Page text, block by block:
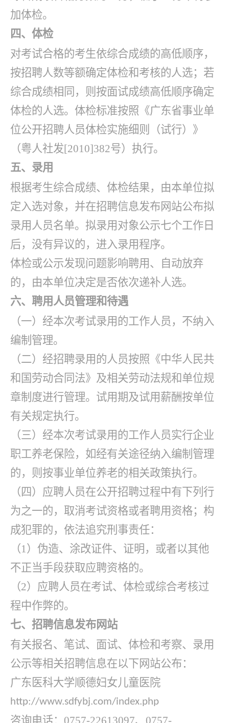
加体检。
四、体检
对考试合格的考生依综合成绩的高低顺序，
按招聘人数等额确定体检和考核的人选；若
综合成绩相同，则按面试成绩高低顺序确定
体检的人选。体检标准按照《广东省事业单
位公开招聘人员体检实施细则（试行）》
（粤人社发[2010]382号）执行。
五、录用
根据考生综合成绩、体检结果，由本单位拟
定入选对象，并在招聘信息发布网站公布拟
录用人员名单。拟录用对象公示七个工作日
后，没有异议的，进入录用程序。
体检或公示发现问题影响聘用、自动放弃
的，由本单位决定是否依次递补人选。
六、聘用人员管理和待遇
（一）经本次考试录用的工作人员，不纳入
编制管理。
（二）经招聘录用的人员按照《中华人民共
和国劳动合同法》及相关劳动法规和单位规
章制度进行管理。试用期及试用薪酬按单位
有关规定执行。
（三）经本次考试录用的工作人员实行企业
职工养老保险，如经有关途径纳入编制管理
的，则按事业单位养老的相关政策执行。
（四）应聘人员在公开招聘过程中有下列行
为之一的，取消考试资格或者聘用资格；构
成犯罪的，依法追究刑事责任：
（1）伪造、涂改证件、证明，或者以其他
不正当手段获取应聘资格的。
（2）应聘人员在考试、体检或综合考核过
程中作弊的。
七、招聘信息发布网站
有关报名、笔试、面试、体检和考察、录用
公示等相关招聘信息在以下网站公布：
广东医科大学顺德妇女儿童医院
http://www.sdfybj.com/index.php
咨询电话： 0757-22613097、0757-